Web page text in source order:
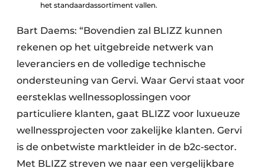
het standaardassortiment vallen.
Bart Daems: “Bovendien zal BLIZZ kunnen
rekenen op het uitgebreide netwerk van
leveranciers en de volledige technische
ondersteuning van Gervi. Waar Gervi staat voor
eersteklas wellnessoplossingen voor
particuliere klanten, gaat BLIZZ voor luxueuze
wellnessprojecten voor zakelijke klanten. Gervi
is de onbetwiste marktleider in de b2c-sector.
Met BLIZZ streven we naar een vergelijkbare